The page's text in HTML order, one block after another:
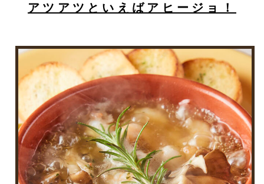
アツアツといえばアヒージョ！